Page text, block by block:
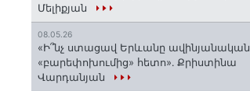
Մելիքյան
08.05.26
«Ի՞նչ ստացավ Երևանը ավինյանական
«բարեփոխումից» հետո»․ Քրիստինա
Վարդանյան